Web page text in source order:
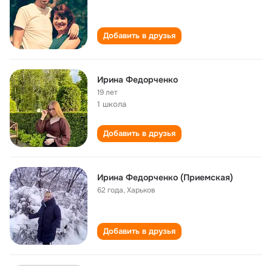
Добавить в друзья
Ирина Федорченко
19 лет
1 школа
Добавить в друзья
Ирина Федорченко (Приемская)
62 года,Харьков
Добавить в друзья